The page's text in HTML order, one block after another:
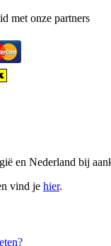
met onze partners
en Nederland bij
vind je hier.